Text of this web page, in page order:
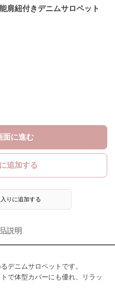
肩紐付きデニムサロペット
面に進む
追加する
りに追加する
説明
デニムサロペットです。
で体型カバーにも優れ、リラッ